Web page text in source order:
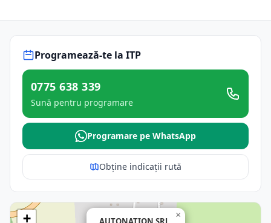
Programează-te la ITP
0775 638 339
Sună pentru programare
Programare pe WhatsApp
Obține indicații rută
×
+